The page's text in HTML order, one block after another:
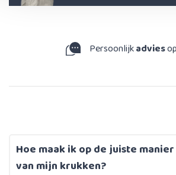
Persoonlijkadvies
Hoe maak ik op de juiste
van mijn krukken?